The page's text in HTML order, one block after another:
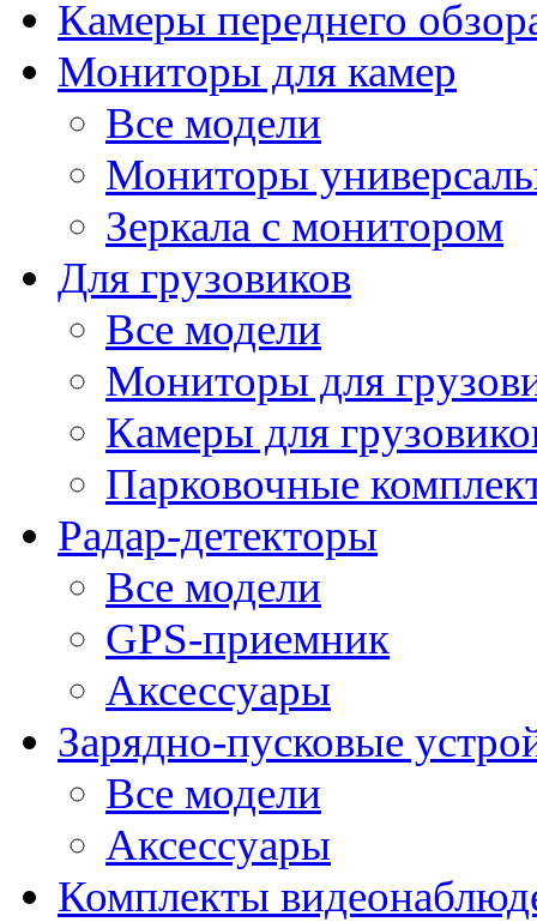
Камеры переднего
Мониторы для камер
Все модели
Мониторы
Зеркала с монитором
Для грузовиков
Все модели
Мониторы для
Камеры для
Парковочные
Радар-детекторы
Все модели
GPS-приемник
Аксессуары
Зарядно-пусковые
Все модели
Аксессуары
Комплекты